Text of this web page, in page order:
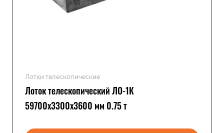
Лотки телескопические
Лоток телескопический ЛО-1К
59700x3300x3600 мм 0.75 т